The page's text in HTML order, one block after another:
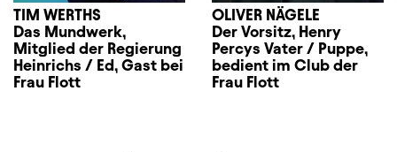
TIM WERTHS
Das Mundwerk,
Mitglied der Regierung
Heinrichs / Ed, Gast bei
Frau Flott
OLIVER NÄGELE
Der Vorsitz, Henry
Percys Vater / Puppe,
bedient im Club der
Frau Flott